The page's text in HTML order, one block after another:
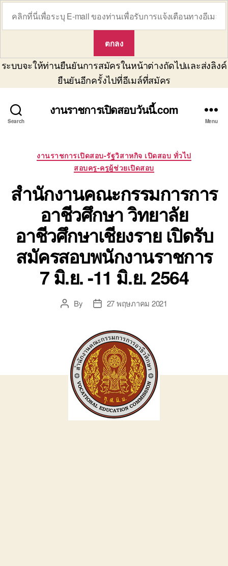
ระบบจะให้ท่านยืนยันการสมัครในหน้าต่างถัดไปและส่งลิงค์
ยืนยันอีกครั้งไปที่อีเมล์ที่สมัคร
Search
งานราชการเปิดสอบวันนี้.com
Menu
Categories
งานราชการเปิดสอบ-รัฐวิสาหกิจ เปิดสอบ ทั่วไป
สอบครู-ครูผู้ช่วยเปิดสอบ
สำนักงานคณะกรรมการการ
อาชีวศึกษา วิทยาลัย
อาชีวศึกษาเชียงราย เปิดรับ
สมัครสอบพนักงานราชการ
7 มิ.ย. -11 มิ.ย. 2564
PostBy
Post27 พฤษภาคม 2021